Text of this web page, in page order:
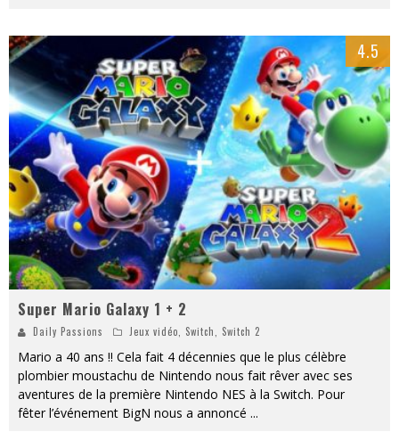
4.5
Super Mario Galaxy 1 + 2
Daily Passions Jeux vidéo Switch Switch 2
Mario a 40 ans !! Cela fait 4 décennies que le plus célèbre
plombier moustachu de Nintendo nous fait rêver avec ses
aventures de la première Nintendo NES à la Switch. Pour
fêter l’événement BigN nous a annoncé ...